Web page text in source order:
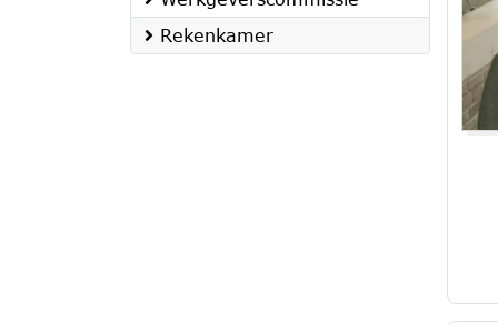
Rekenkamer